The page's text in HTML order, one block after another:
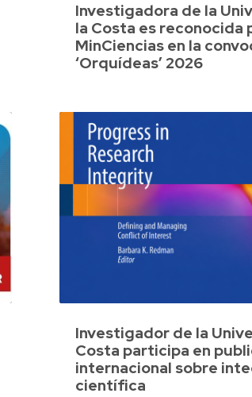
Investigadora de la
la Costa es reconocida
MinCiencias en la
‘Orquídeas’ 2026
Investigador de la
Costa participa en
internacional sobre
científica